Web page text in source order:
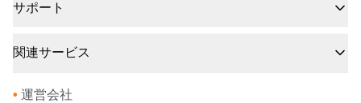
サポート
関連サービス
• 運営会社